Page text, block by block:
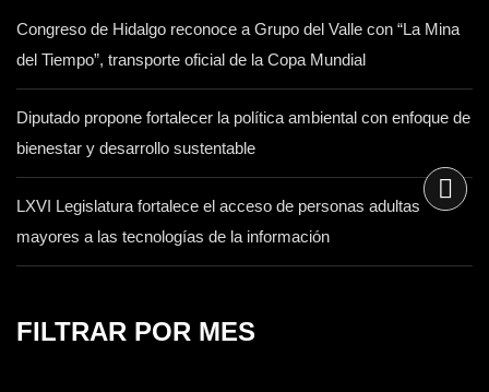
Congreso de Hidalgo reconoce a Grupo del Valle con “La Mina
del Tiempo”, transporte oficial de la Copa Mundial
Diputado propone fortalecer la política ambiental con enfoque de
bienestar y desarrollo sustentable
LXVI Legislatura fortalece el acceso de personas adultas
mayores a las tecnologías de la información
FILTRAR POR MES